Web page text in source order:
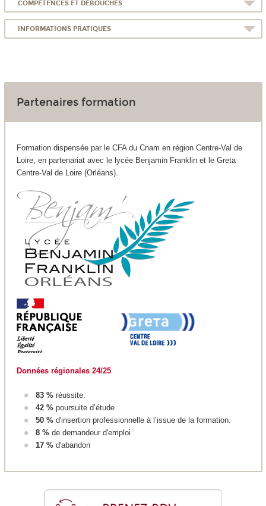
COMPÉTENCES ET DÉBOUCHÉS
INFORMATIONS PRATIQUES
Partenaires formation
Formation dispensée par le CFA du Cnam en région Centre-Val de
Loire, en partenariat avec le lycée Benjamin Franklin et le Greta
Centre-Val de Loire (Orléans).
Données régionales 24/25
83 % réussite.
42 % poursuite d’étude
50 % d'insertion professionnelle à l’issue de la formation.
8 % de demandeur d'emploi
17 % d'abandon